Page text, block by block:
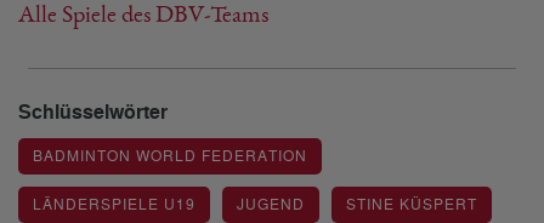
Alle Spiele des DBV-Teams
Schlüsselwörter
BADMINTON WORLD FEDERATION
LÄNDERSPIELE U19 JUGEND STINE KÜSPERT